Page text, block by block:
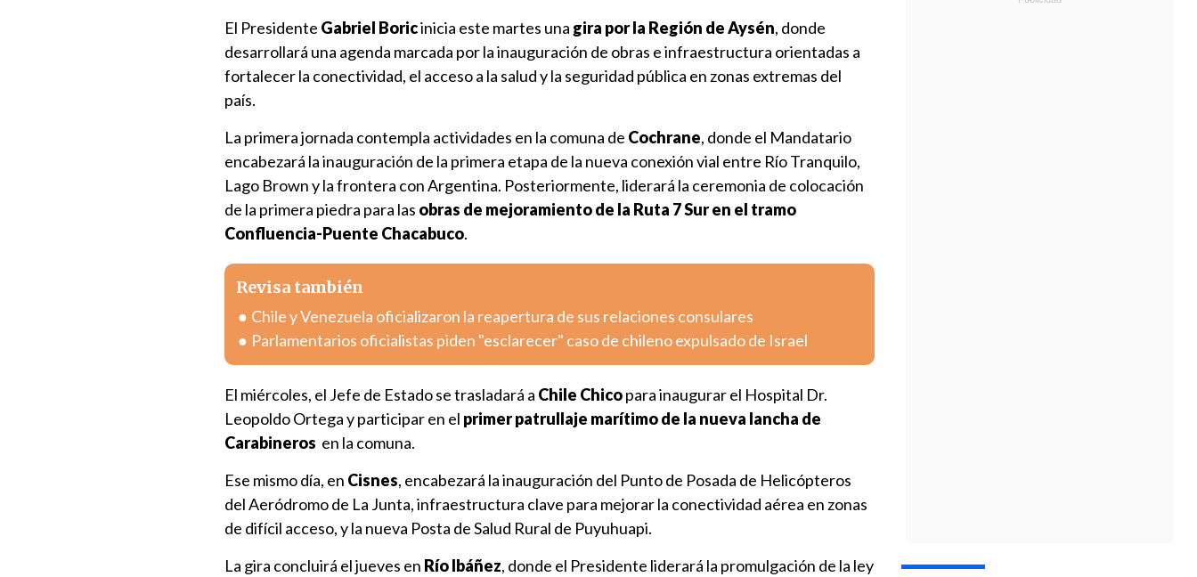
El Presidente Gabriel Boricinicia este martes una gira por la Región de Aysén, donde
desarrollará una agenda marcada por la inauguración de obras e infraestructura orientadas a
fortalecer la conectividad, el acceso a la salud y la seguridad pública en zonas extremas del
país.
La primera jornada contempla actividades en la comuna de Cochrane, donde el Mandatario
encabezará la inauguración de la primera etapa de la nueva conexión vial entre Río Tranquilo,
Lago Brown y la frontera con Argentina. Posteriormente, liderará la ceremonia de colocación
de la primera piedra para las obras de mejoramiento de la Ruta 7 Sur en el tramo
Confluencia-Puente Chacabuco.
Revisa también
Chile y Venezuela oficializaron la reapertura de sus relaciones consulares
Parlamentarios oficialistas piden "esclarecer" caso de chileno expulsado de Israel
El miércoles, el Jefe de Estado se trasladará a Chile Chicopara inaugurar el Hospital Dr.
Leopoldo Ortega y participar en el primer patrullaje marítimo de la nueva lancha de
Carabineros en la comuna.
Ese mismo día, en Cisnes, encabezará la inauguración del Punto de Posada de Helicópteros
del Aeródromo de La Junta, infraestructura clave para mejorar la conectividad aérea en zonas
de difícil acceso, y la nueva Posta de Salud Rural de Puyuhuapi.
La gira concluirá el jueves en Río Ibáñez, donde el Presidente liderará la promulgación de la ley